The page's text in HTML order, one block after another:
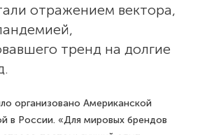
отражением вектора,
тренд на долгие
организовано Американской
в России. «Для мировых брендов